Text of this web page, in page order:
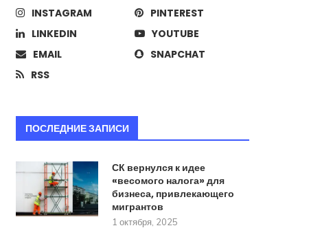
INSTAGRAM
PINTEREST
LINKEDIN
YOUTUBE
EMAIL
SNAPCHAT
RSS
ПОСЛЕДНИЕ ЗАПИСИ
СК вернулся к идее
«весомого налога» для
бизнеса, привлекающего
мигрантов
1 октября, 2025